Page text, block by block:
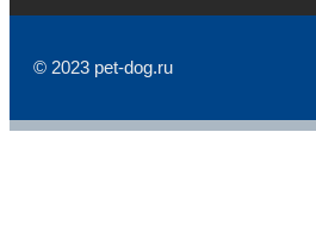
© 2023 pet-dog.ru